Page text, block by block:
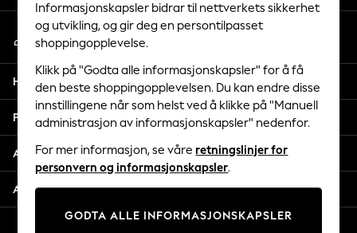
GIRLS
New In
50 - 92cm (0 - 24 months)
98 - 110cm (3 - 5 years)
116 - 134cm (6 - 9 years)
140 - 174cm (10 - 15+ years)
Trending: Top & Short Sets
Trending: Clogs
Toy Story
THE SET
Coats & Jackets
Min konto
Logg inn på kontoen din
Hjelp
Personvern & Juridisk
Avdelinger
Andre tjenester
Informasjonskapsler bidrar til nettverkets sikkerhet
og utvikling, og gir deg en persontilpasset
shoppingopplevelse.
Klikk på "Godta alle informasjonskapsler" for å få
den beste shoppingopplevelsen. Du kan endre disse
innstillingene når som helst ved å klikke på "Manuell
administrasjon av informasjonskapsler" nedenfor.
For mer informasjon, se våre retningslinjer for
personvern og informasjonskapsler.
GODTA ALLE INFORMASJONSKAPSLER